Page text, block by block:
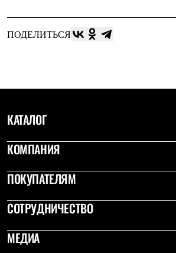
Теплое термобелье
Брюки
Утепленная пухом
Комбинезоны
Брюки
Утепленная синтетикой
Комбинезоны
Куртки
Лёгкая одежда
Футболки
Брюки
Софтшелл одежда
ПОДЕЛИТЬСЯ
КАТАЛОГ
КОМПАНИЯ
ПОКУПАТЕЛЯМ
СОТРУДНИЧЕСТВО
МЕДИА